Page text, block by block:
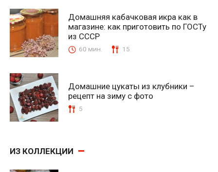
Домашняя кабачковая икра как в
магазине: как приготовить по ГОСТу
из СССР
60 мин. 15
Домашние цукаты из клубники –
рецепт на зиму с фото
5
ИЗ КОЛЛЕКЦИИ